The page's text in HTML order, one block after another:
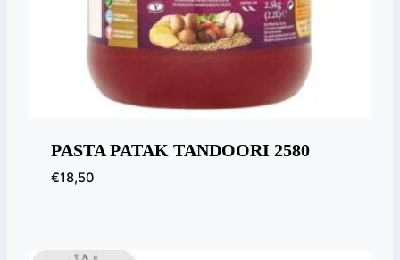
PASTA PATAK TANDOORI 2580
€18,50